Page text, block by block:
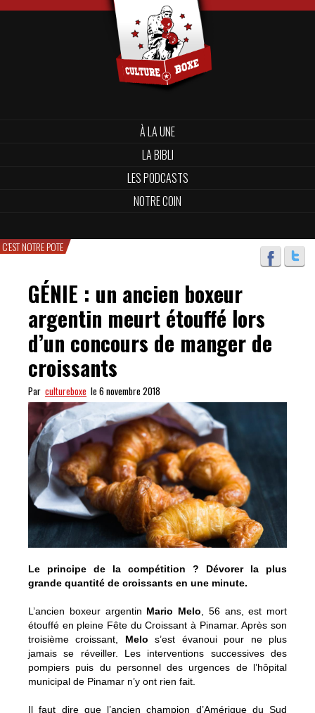
À LA UNE
LA BIBLI
LES PODCASTS
NOTRE COIN
C'EST NOTRE POTE
GÉNIE : un ancien boxeur
argentin meurt étouffé lors
d’un concours de manger de
croissants
Par cultureboxe le 6 novembre 2018
Le principe de la compétition ? Dévorer la plus
grande quantité de croissants en une minute.
L’ancien boxeur argentin Mario Melo , 56 ans, est mort
étouffé en pleine Fête du Croissant à Pinamar. Après son
troisième croissant, Melo s’est évanoui pour ne plus
jamais se réveiller. Les interventions successives des
pompiers puis du personnel des urgences de l’hôpital
municipal de Pinamar n’y ont rien fait.
Il faut dire que l’ancien champion d’Amérique du Sud